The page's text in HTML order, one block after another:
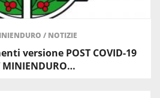
/ NOTIZIE
versione POST COVID-19